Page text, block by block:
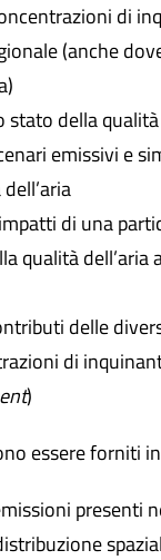
di
(anche
stato della qualità
emissivi e
di una
qualità dell’aria
delle
di
)
essere forniti
presenti